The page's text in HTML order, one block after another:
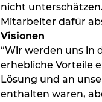
nicht
Mitarbeiter dafür
Visionen
“Wir werden uns in
erhebliche Vorteile
Lösung und an
enthalten waren,